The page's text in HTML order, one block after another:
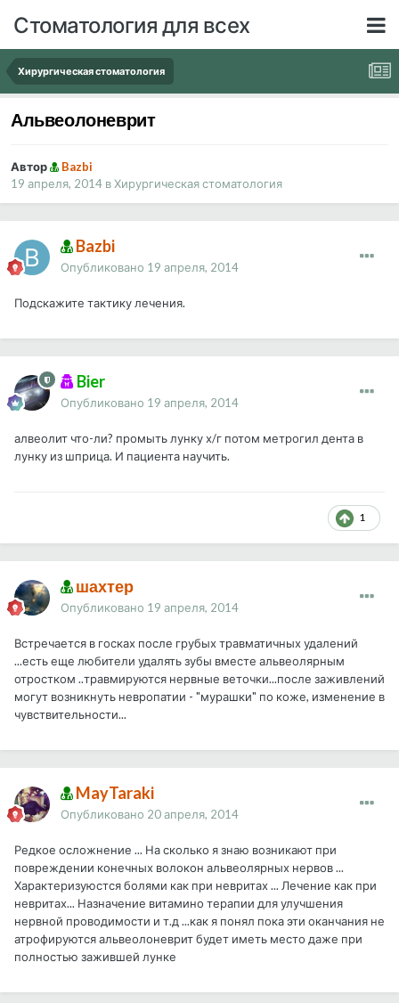
Стоматология для всех
Хирургическая стоматология
Альвеолоневрит
Автор
Bazbi
19 апреля, 2014 вХирургическая стоматология
Bazbi
Опубликовано 19 апреля, 2014
Подскажите тактику лечения.
Bier
Опубликовано 19 апреля, 2014
алвеолит что-ли? промыть лунку х/г потом метрогил дента в
лунку из шприца. И пациента научить.
1
шахтер
Опубликовано 19 апреля, 2014
Встречается в госках после грубых травматичных удалений
...есть еще любители удалять зубы вместе альвеолярным
отростком ..травмируются нервные веточки...после заживлений
могут возникнуть невропатии - "мурашки" по коже, изменение в
чувствительности...
MayTaraki
Опубликовано 20 апреля, 2014
Редкое осложнение ... На сколько я знаю возникают при
повреждении конечных волокон альвеолярных нервов ...
Характеризуюстся болями как при невритах ... Лечение как при
невритах... Назначение витамино терапии для улучшения
нервной проводимости и т.д ...как я понял пока эти оканчания не
атрофируются альвеолоневрит будет иметь место даже при
полностью зажившей лунке